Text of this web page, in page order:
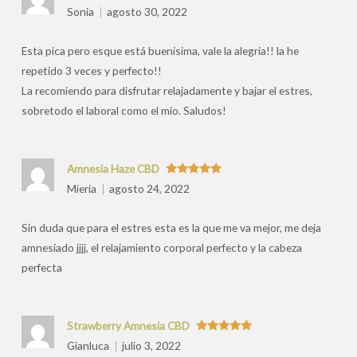
Valorado
con5de 5
Sonia
agosto 30, 2022
Esta pica pero esque está buenisima, vale la alegria!! la he
repetido 3 veces y perfecto!!
La recomiendo para disfrutar relajadamente y bajar el estres,
sobretodo el laboral como el mio. Saludos!
Valorado
con5
Amnesia Haze CBD
Mieria
agosto 24, 2022
Sin duda que para el estres esta es la que me va mejor, me deja
amnesiado jjjj, el relajamiento corporal perfecto y la cabeza
perfecta
Strawberry Amnesia CBD
Gianluca
julio 3, 2022